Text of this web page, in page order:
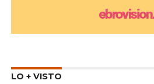
LO + VISTO